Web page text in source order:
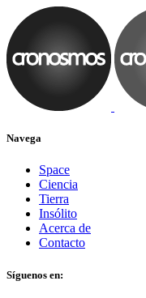
Navega
Space
Ciencia
Tierra
Insólito
Acerca de
Contacto
Síguenos en: